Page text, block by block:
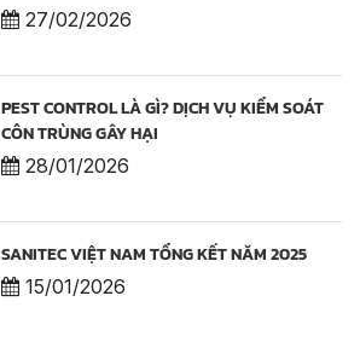
27/02/2026
PEST CONTROL LÀ GÌ? DỊCH VỤ KIỂM SOÁT
CÔN TRÙNG GÂY HẠI
28/01/2026
SANITEC VIỆT NAM TỔNG KẾT NĂM 2025
15/01/2026